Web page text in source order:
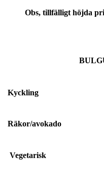
Obs, tillfälligt höjda
Kyckling
Räkor/avokado
Vegetarisk